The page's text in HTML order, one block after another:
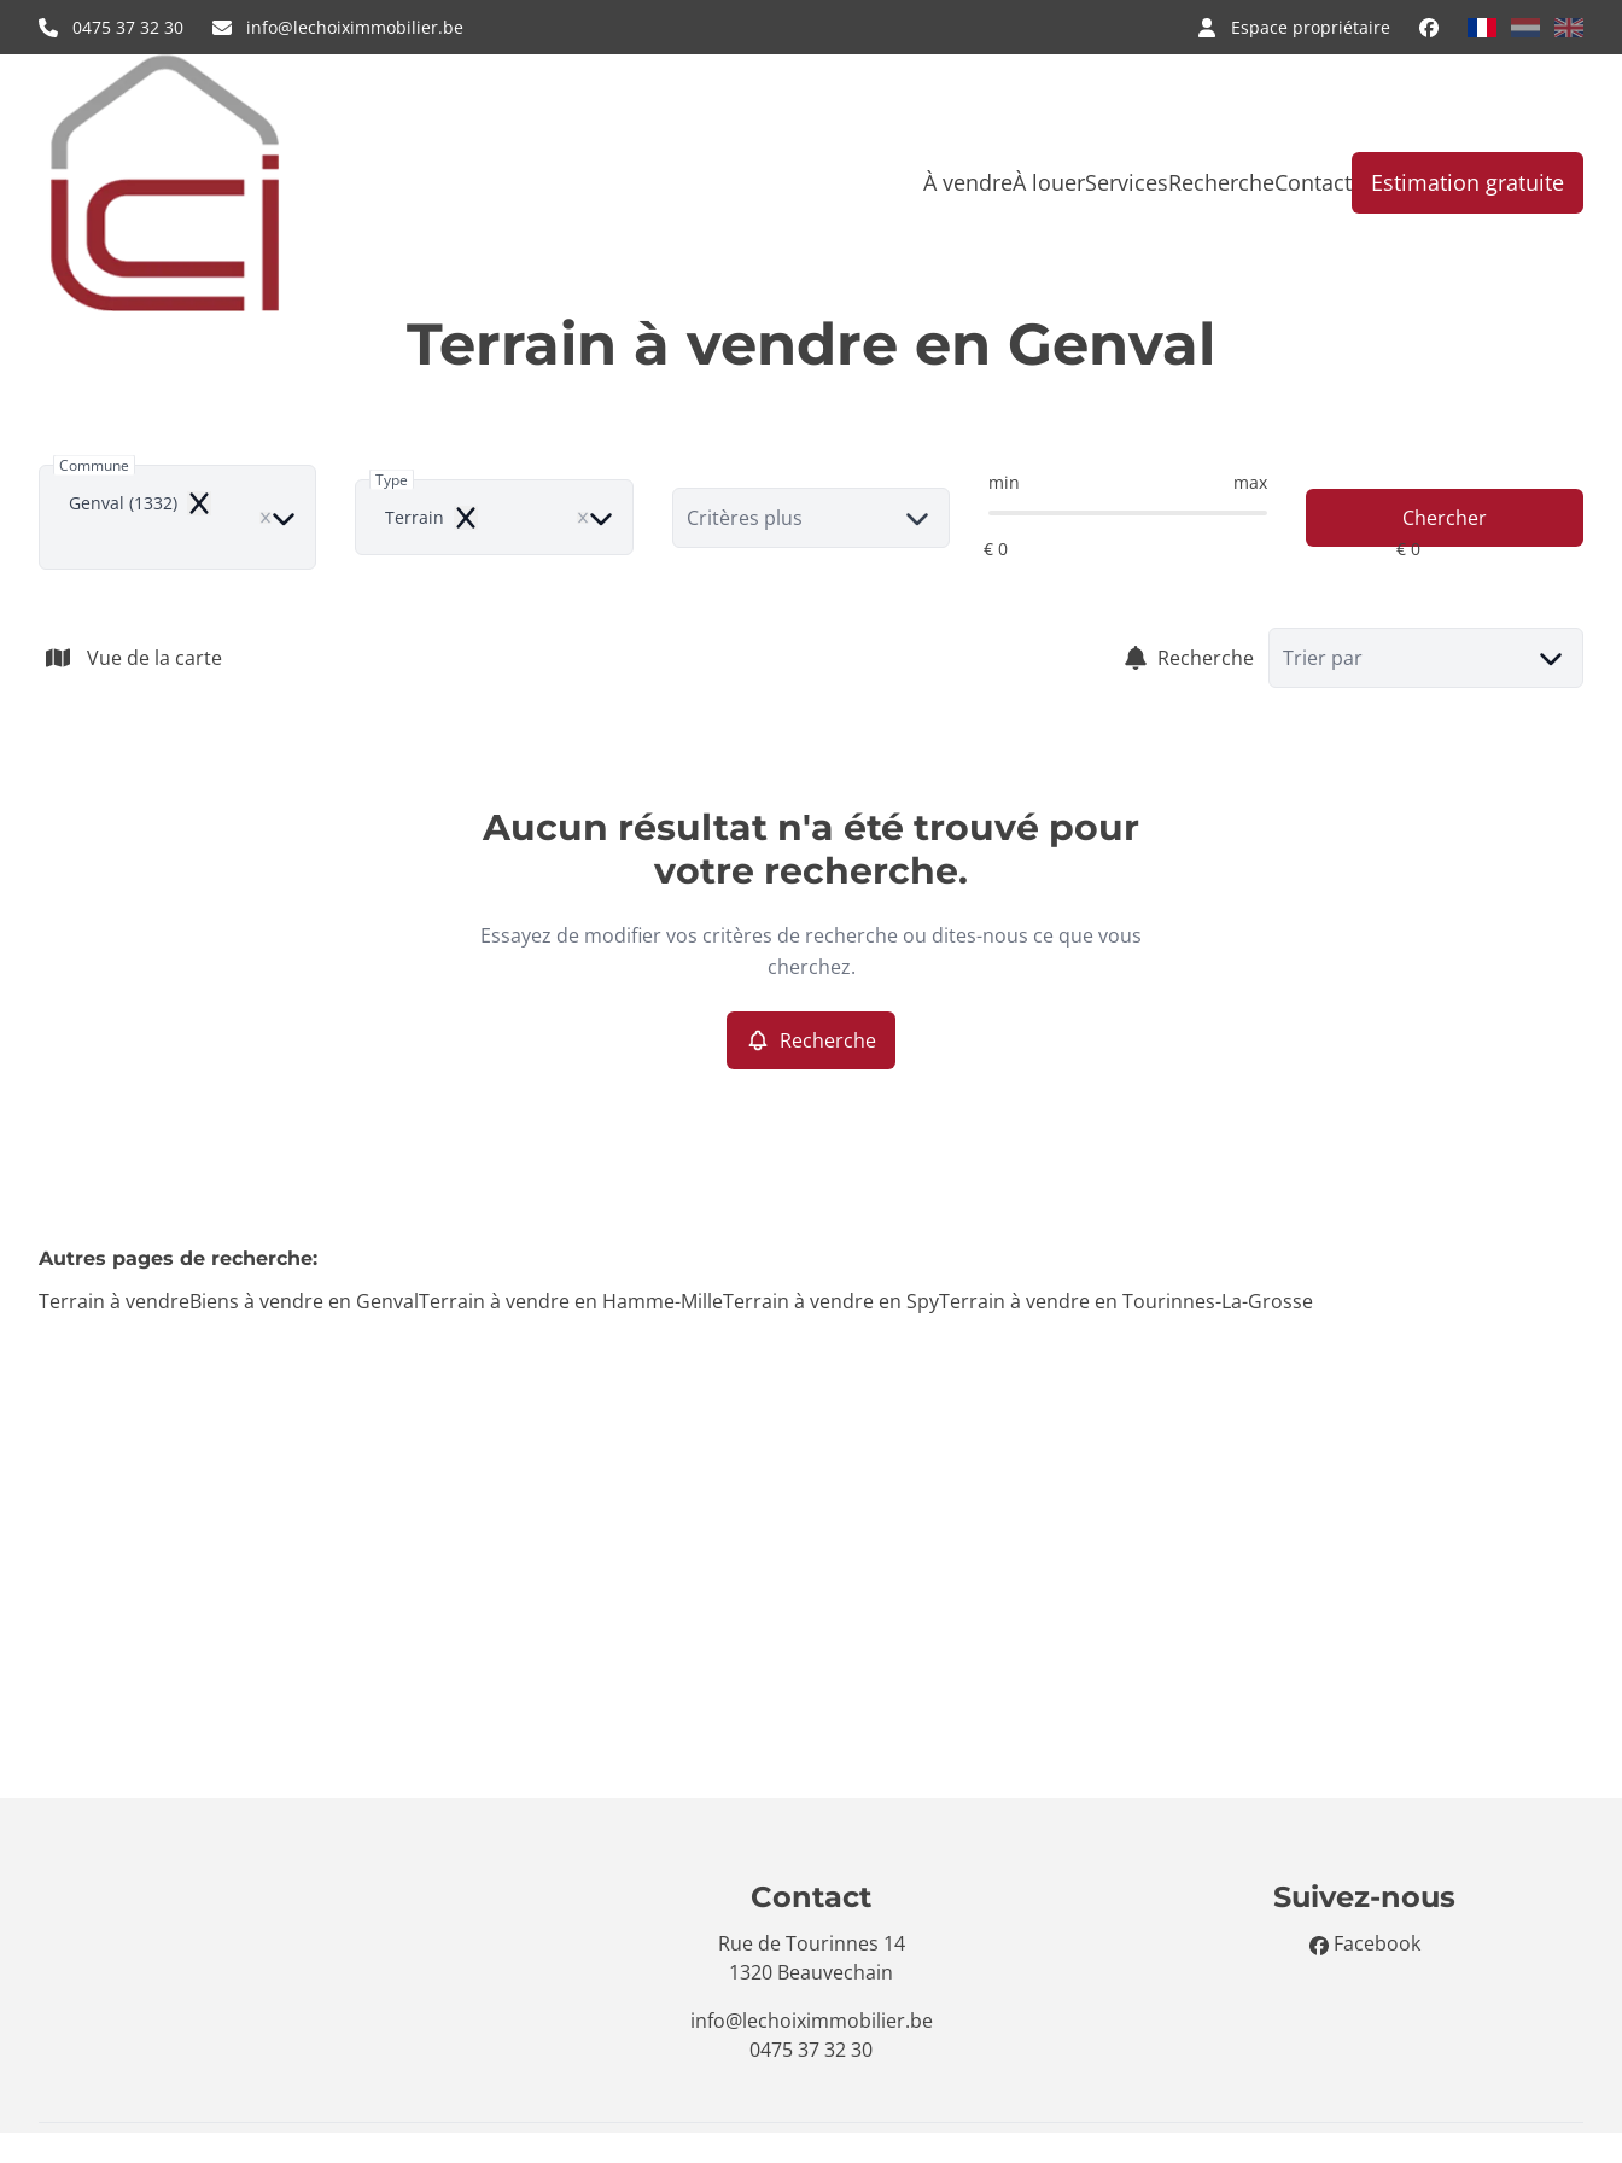
Aller au contenu principal
0475 37 32 30 info@lechoiximmobilier.be Espace propriétaire
À vendreÀ louerServicesRechercheContact Estimation gratuite
Terrain à vendre en Genval
Commune
Genval (1332) Remove
Type
Terrain Remove Critères plus
min max
Chercher
Vue de la carte Recherche Trier par
Aucun résultat n'a été trouvé pour
votre recherche.
Essayez de modifier vos critères de recherche ou dites-nous ce que vous
cherchez.
Recherche
Autres pages de recherche:
Terrain à vendreBiens à vendre en GenvalTerrain à vendre en Hamme-MilleTerrain à vendre en SpyTerrain à vendre en Tourinnes-La-Grosse
Contact
Rue de Tourinnes 14
1320 Beauvechain
info@lechoiximmobilier.be
0475 37 32 30
Suivez-nous
Facebook